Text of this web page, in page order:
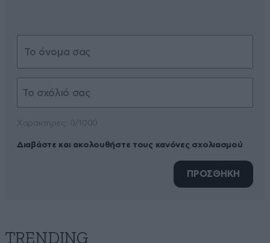
Διαβάστε και ακολουθήστε τους κανόνες σχολιασμού
ΠΡΟΣΘΗΚΗ
TRENDING